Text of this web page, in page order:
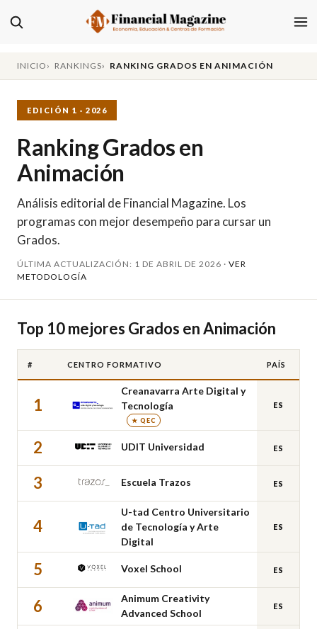
INICIO RANKINGS RANKING GRADOS EN ANIMACIÓN
EDICIÓN 1 · 2026
Ranking Grados en
Animación
Análisis editorial de Financial Magazine. Los
programas con mejor desempeño para cursar un
Grados.
ÚLTIMA ACTUALIZACIÓN: 1 DE ABRIL DE 2026 · VER
METODOLOGÍA
Top 10 mejores Grados en Animación
# CENTRO FORMATIVO PAÍS
1
Creanavarra Arte Digital y
Tecnología
★ QEC
ES
2 UDIT Universidad ES
3 Escuela Trazos ES
4
U-tad Centro Universitario
de Tecnología y Arte
Digital
ES
5 Voxel School ES
6
Animum Creativity
Advanced School
ES